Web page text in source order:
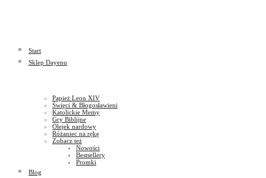
God
Start
Sklep Dayenu
Papież Leon XIV
Święci & Błogosławieni
Katolickie Memy
Gry Biblijne
Olejek nardowy
Różaniec na rękę
Zobacz też
Nowości
Bestsellery
Promki
Blog